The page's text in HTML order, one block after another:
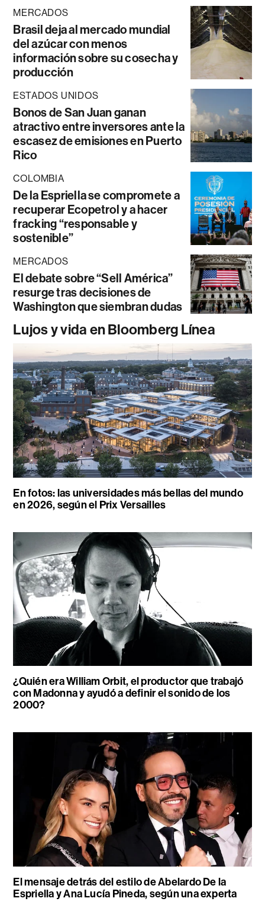
MERCADOS
Brasil deja al mercado mundial
del azúcar con menos
información sobre su cosecha y
producción
ESTADOS UNIDOS
Bonos de San Juan ganan
atractivo entre inversores ante la
escasez de emisiones en Puerto
Rico
COLOMBIA
De la Espriella se compromete a
recuperar Ecopetrol y a hacer
fracking “responsable y
sostenible”
MERCADOS
El debate sobre “Sell América”
resurge tras decisiones de
Washington que siembran dudas
Lujos y vida en Bloomberg Línea
En fotos: las universidades más bellas del mundo
en 2026, según el Prix Versailles
¿Quién era William Orbit, el productor que trabajó
con Madonna y ayudó a definir el sonido de los
2000?
El mensaje detrás del estilo de Abelardo De la
Espriella y Ana Lucía Pineda, según una experta